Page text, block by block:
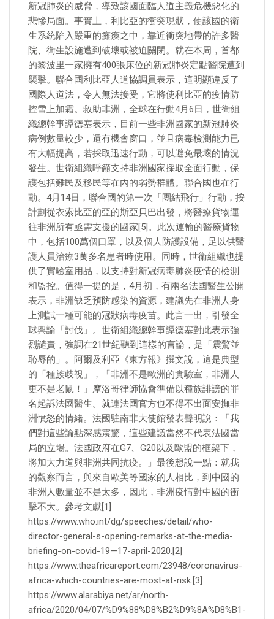
新冠肺炎的威脅，導致該國面臨人道主義危機惡化的
悲慘局面。事實上，利比亞的衝突現狀，使該國的衛
生系統陷入嚴重的癱瘓之中，靠近衝突地帶的許多醫
院、衛生設施遭到破壞或被迫關閉。就在本周，首都
的黎波里一家擁有400張床位的新冠肺炎定點醫院遭到
襲擊。聯合國利比亞人道協調員表示，這明顯違反了
國際人道法，令人無法接受，它將使利比亞的疫情防
控雪上加霜。救助非洲，全球在行動4月6日，世衛組
織總幹事譚德塞表示，目前一些非洲國家的新冠肺炎
病例數量較少，還有機會窗口，並且病毒檢測能力已
有大幅提高，若採取迅速行動，可以避免最壞的情況
發生。世衛組織呼籲支持非洲國家採取全面行動，保
護包括難民及移民等在內的弱勢群體。聯合國也在行
動。4月14日，聯合國的第一次「團結飛行」行動，按
計劃從衣索比亞的亞的斯亞貝巴出發，將醫療貨物運
往非洲所有亟需支援的國家[5]。此次運輸的醫療貨物
中，包括100萬個口罩，以及個人防護設備，足以供醫
護人員治療3萬多名患者時使用。同時，世衛組織也提
供了實驗室用品，以支持對新冠病毒肺炎疫情的檢測
和監控。值得一提的是，4月初，有兩名法國醫生公開
表示，非洲缺乏預防感染的資源，建議先在非洲人身
上測試一種可能的冠狀病毒疫苗。此言一出，引發全
球輿論「討伐」。世衛組織總幹事譚德塞對此表示強
烈譴責，強調在21世紀聽到這樣的言論，是「震驚並
恥辱的」。阿爾及利亞《東方報》撰文說，這是典型
的「種族歧視」，「非洲不是歐洲的實驗室，非洲人
更不是老鼠！」摩洛哥律師協會準備以種族誹謗的罪
名起訴法國醫生。就連法國官方也不得不出面安撫非
洲憤怒的情緒。法國駐南非大使館發表聲明說：「我
們對這些論點深感震驚，這些建議當然不代表法國當
局的立場。法國政府在G7、G20以及歐盟的框架下，
將加大力道與非洲共同抗疫。」最後想說一點：就我
的觀察而言，與來自歐美等國家的人相比，到中國的
非洲人數量並不是太多，因此，非洲疫情對中國的衝
擊不大。參考文獻[1]
https://www.who.int/dg/speeches/detail/who-
director-general-s-opening-remarks-at-the-media-
briefing-on-covid-19—17-april-2020.[2]
https://www.theafricareport.com/23948/coronavirus-
africa-which-countries-are-most-at-risk.[3]
https://www.alarabiya.net/ar/north-
africa/2020/04/07/%D9%88%D8%B2%D9%8A%D8%B1-